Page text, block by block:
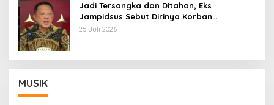
Jadi Tersangka dan Ditahan, Eks
Jampidsus Sebut Dirinya Korban
Kriminalisasi
25 Juli 2026
MUSIK